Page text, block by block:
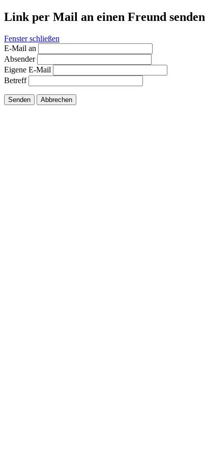
Link per Mail an einen Freund senden
Fenster schließen
E-Mail an
Absender
Eigene E-Mail
Betreff
Senden Abbrechen